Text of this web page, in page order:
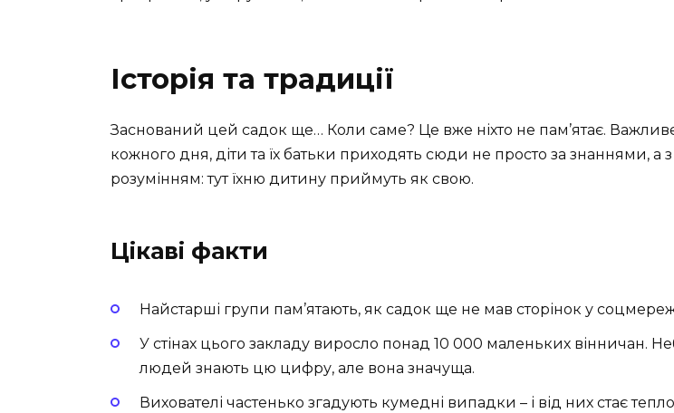
Історія та традиції
Заснований цей садок ще… Коли саме? Це вже ніхто не пам’ятає.
кожного дня, діти та їх батьки приходять сюди не просто за знаннями, а з
розумінням: тут їхню дитину приймуть як свою.
Цікаві факти
Найстарші групи пам’ятають, як садок ще не мав сторінок у
У стінах цього закладу виросло понад 10 000 маленьких вінничан.
людей знають цю цифру, але вона значуща.
Вихователі частенько згадують кумедні випадки – і від них стає